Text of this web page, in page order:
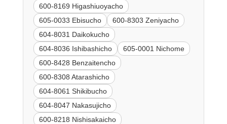
600-8169 Higashiuoyacho
605-0033 Ebisucho
600-8303 Zeniyacho
604-8031 Daikokucho
604-8036 Ishibashicho
605-0001 Nichome
600-8428 Benzaitencho
600-8308 Atarashicho
604-8061 Shikibucho
604-8047 Nakasujicho
600-8218 Nishisakaicho